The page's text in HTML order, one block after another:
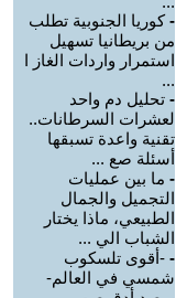
-كوريا الجنوبية تطلب
من بريطانيا تسهيل
استمرار واردات الغاز ا
...
- تحليل دم واحد
لعشرات السرطانات..
تقنية واعدة تسبقها
أسئلة صع ...
- ما بين عمليات
التجميل والجمال
الطبيعي، ماذا يختار
الشباب الي ...
- -أقوى تلسكوب
شمسي في العالم-